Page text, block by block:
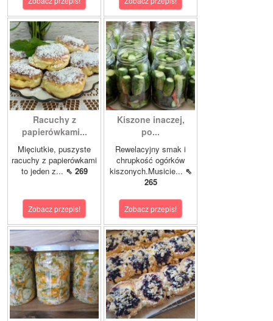
Racuchy z
papierówkami...
Mięciutkie, puszyste
racuchy z papierówkami
to jeden z... ⇖ 269
Zobacz przepis!
Kiszone inaczej,
po...
Rewelacyjny smak i
chrupkość ogórków
kiszonych.Musicie... ⇖
265
Zobacz przepis!